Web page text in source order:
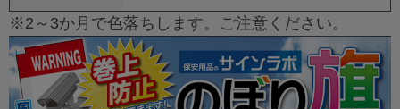
※2～3か月で色落ちします。ご注意ください。